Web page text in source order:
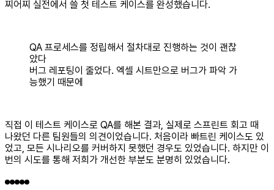
찌어찌 실전에서 쓸 첫 테스트 케이스를 완성했습니다.
QA 프로세스를 정립해서 절차대로 진행하는 것이 괜찮
았다
버그 레포팅이 줄었다. 엑셀 시트만으로 버그가 파악 가
능했기 때문에
직접 이 테스트 케이스로 QA를 해본 결과, 실제로 스프린트 회고 때
나왔던 다른 팀원들의 의견이었습니다. 처음이라 빠트린 케이스도 있
었고, 모든 시나리오를 커버하지 못했던 경우도 있었습니다. 하지만 이
번의 시도를 통해 저희가 개선한 부분도 분명히 있었습니다.